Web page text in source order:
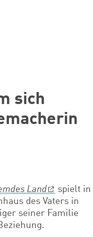
sich
Land
spielt in
des Vaters in
seiner Familie